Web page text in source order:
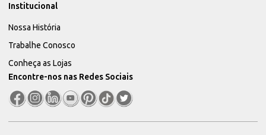
Institucional
Nossa História
Trabalhe Conosco
Conheça as Lojas
Encontre-nos nas Redes Sociais